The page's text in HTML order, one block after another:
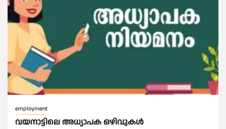
employment
വയനാട്ടിലെ അധ്യാപക ഒഴിവുകൾ